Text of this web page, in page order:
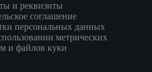
и реквизиты
соглашение
персональных данных
метрических
и файлов куки